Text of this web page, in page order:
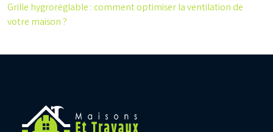
Grille hygroréglable : comment optimiser la ventilation de
votre maison ?